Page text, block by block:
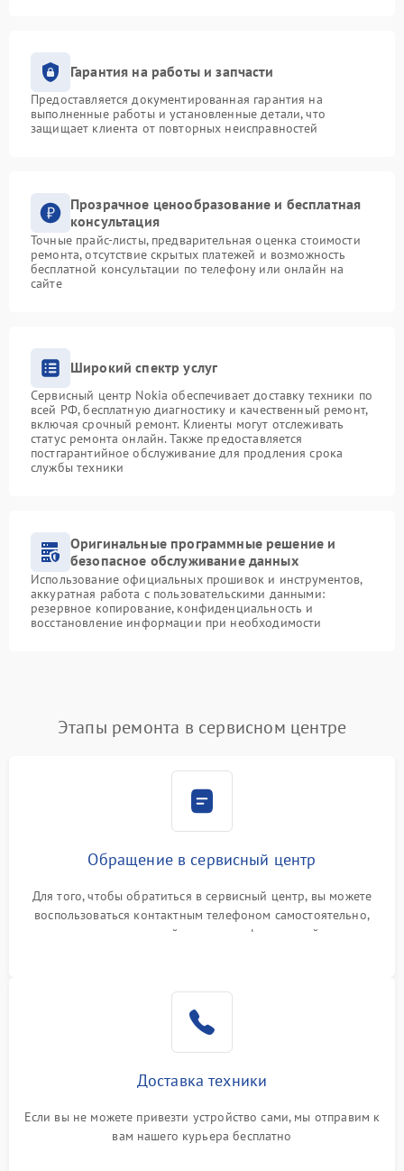
Гарантия на работы и запчасти
Предоставляется документированная гарантия на
выполненные работы и установленные детали, что
защищает клиента от повторных неисправностей
Прозрачное ценообразование и бесплатная
консультация
Точные прайс-листы, предварительная оценка стоимости
ремонта, отсутствие скрытых платежей и возможность
бесплатной консультации по телефону или онлайн на
сайте
Широкий спектр услуг
Сервисный центр Nokia обеспечивает доставку техники по
всей РФ, бесплатную диагностику и качественный ремонт,
включая срочный ремонт. Клиенты могут отслеживать
статус ремонта онлайн. Также предоставляется
постгарантийное обслуживание для продления срока
службы техники
Оригинальные программные решение и
безопасное обслуживание данных
Использование официальных прошивок и инструментов,
аккуратная работа с пользовательскими данными:
резервное копирование, конфиденциальность и
восстановление информации при необходимости
Этапы ремонта в сервисном центре
Обращение в сервисный центр
Для того, чтобы обратиться в сервисный центр, вы можете
воспользоваться контактным телефоном самостоятельно,
или оставить свой номер телефона на сайте
Доставка техники
Если вы не можете привезти устройство сами, мы отправим к
вам нашего курьера бесплатно